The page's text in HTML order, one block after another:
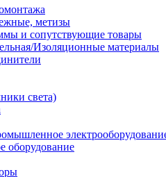
метизы
и сопутствующие товары
Изоляционные материалы
света)
оборудование